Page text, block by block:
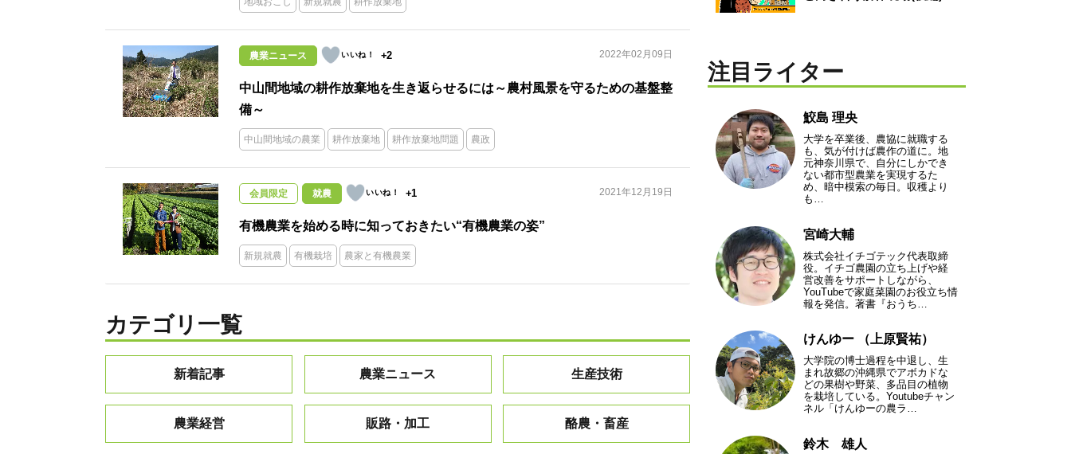
農業ニュース +2 2022年02月09日
中山間地域の耕作放棄地を生き返らせるには～農村風景を守るための基盤整
備～
中山間地域の農業 耕作放棄地 耕作放棄地問題 農政
会員限定 就農 +1 2021年12月19日
有機農業を始める時に知っておきたい“有機農業の姿”
新規就農 有機栽培 農家と有機農業
カテゴリ一覧
新着記事 農業ニュース 生産技術
農業経営 販路・加工 酪農・畜産
注目ライター
鮫島 理央
大学を卒業後、農協に就職する
も、気が付けば農作の道に。地
元神奈川県で、自分にしかでき
ない都市型農業を実現するた
め、暗中模索の毎日。収穫より
も…
宮崎大輔
株式会社イチゴテック代表取締
役。イチゴ農園の立ち上げや経
営改善をサポートしながら、
YouTubeで家庭菜園のお役立ち情
報を発信。著書『おうち…
けんゆー （上原賢祐）
大学院の博士過程を中退し、生
まれ故郷の沖縄県でアボカドな
どの果樹や野菜、多品目の植物
を栽培している。Youtubeチャン
ネル「けんゆーの農ラ…
鈴木 雄人